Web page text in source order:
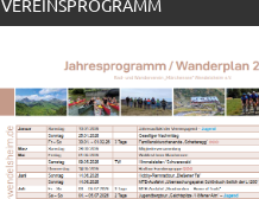
VEREINSPROGRAMM